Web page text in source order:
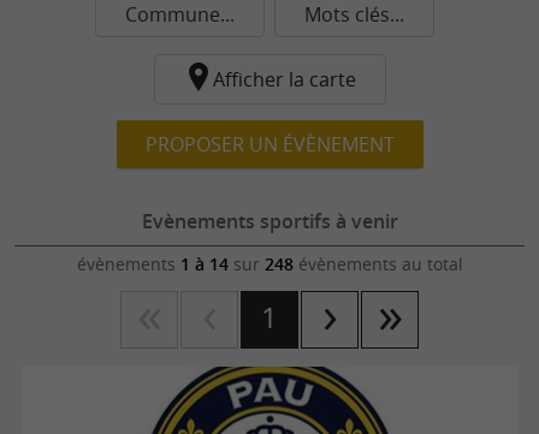
Commune... Mots clés...
Afficher la carte
PROPOSER UN ÉVÈNEMENT
Evènements sportifs à venir
évènements 1 à 14sur 248évènements au total
1